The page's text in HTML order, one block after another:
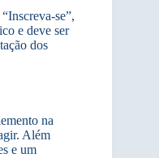
se”,
e deve ser
dos
na
Além
e um